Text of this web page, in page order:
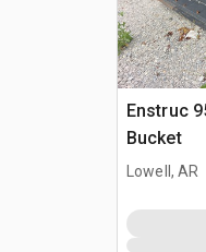
Enstruc
Bucket
Lowell, AR